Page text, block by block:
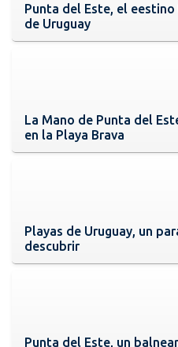
Punta del Este, el
de Uruguay
La Mano de Punta del
en la Playa Brava
Playas de Uruguay, un
descubrir
Punta del Este, un